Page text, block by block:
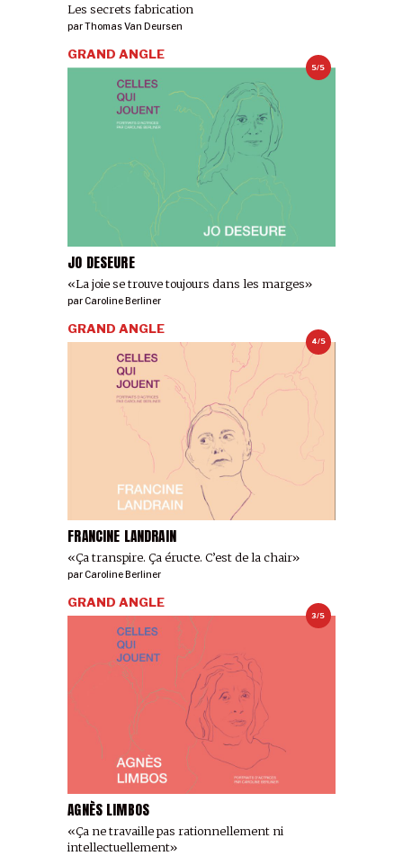
Les secrets fabrication
parThomas Van Deursen
5/5
JO DESEURE
«La joie se trouve toujours dans les marges»
GRAND ANGLE
parCaroline Berliner
4/5
FRANCINE LANDRAIN
«Ça transpire. Ça éructe. C’est de la chair»
GRAND ANGLE
parCaroline Berliner
3/5
AGNÈS LIMBOS
«Ça ne travaille pas rationnellement ni
intellectuellement»
GRAND ANGLE